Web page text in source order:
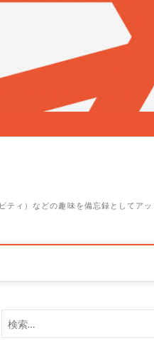
ィ）などの趣味を備忘録としてアッ